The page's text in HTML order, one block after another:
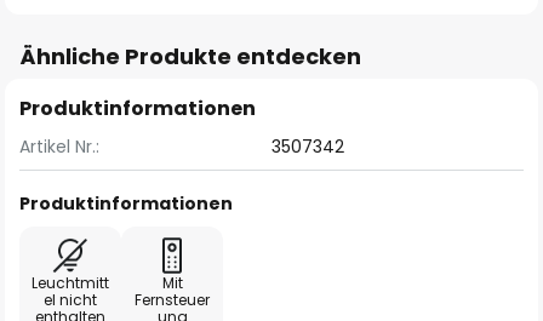
Ähnliche Produkte entdecken
Produktinformationen
Artikel Nr.: 3507342
Produktinformationen
Leuchtmitt
el nicht
enthalten
Mit
Fernsteuer
ung